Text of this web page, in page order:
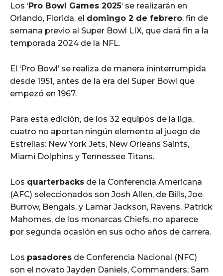
Los ‘Pro Bowl Games 2025‘ se realizarán en
Orlando, Florida, el domingo 2 de febrero, fin de
semana previo al Super Bowl LIX, que dará fin a la
temporada 2024 de la NFL.
El ‘Pro Bowl’ se realiza de manera ininterrumpida
desde 1951, antes de la era del Super Bowl que
empezó en 1967.
Para esta edición, de los 32 equipos de la liga,
cuatro no aportan ningún elemento al juego de
Estrellas: New York Jets, New Orleans Saints,
Miami Dolphins y Tennessee Titans.
Los quarterbacks de la Conferencia Americana
(AFC) seleccionados son Josh Allen, de Bills, Joe
Burrow, Bengals, y Lamar Jackson, Ravens. Patrick
Mahomes, de los monarcas Chiefs, no aparece
por segunda ocasión en sus ocho años de carrera.
Los pasadores de Conferencia Nacional (NFC)
son el novato Jayden Daniels, Commanders; Sam